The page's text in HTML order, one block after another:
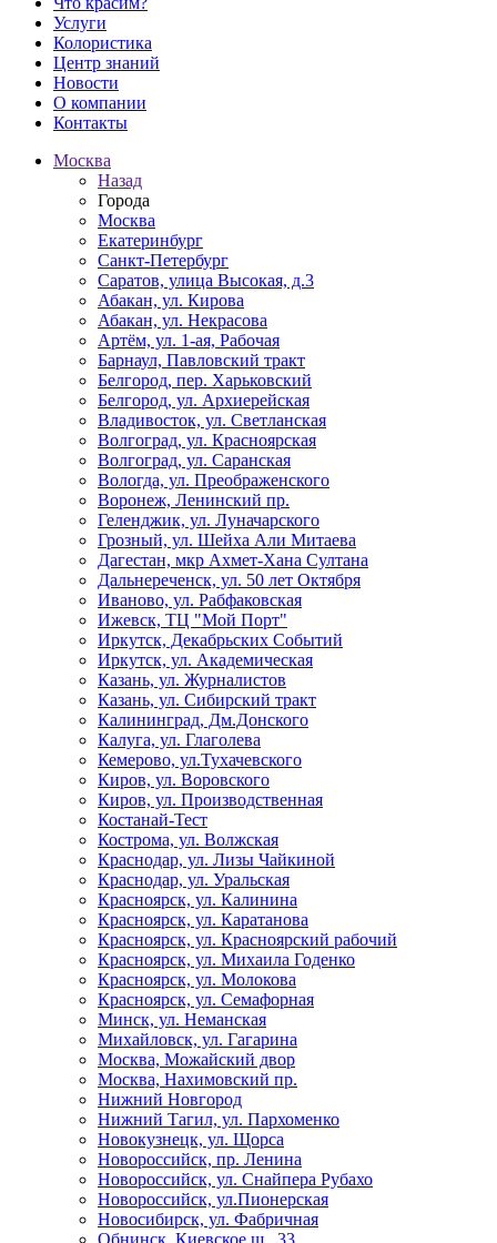
Услуги
Колористика
Центр знаний
Новости
О компании
Контакты
Москва
Назад
Города
Москва
Екатеринбург
Санкт-Петербург
Саратов, улица Высокая, д.3
Абакан, ул. Кирова
Абакан, ул. Некрасова
Артём, ул. 1-ая, Рабочая
Барнаул, Павловский тракт
Белгород, пер. Харьковский
Белгород, ул. Архиерейская
Владивосток, ул. Светланская
Волгоград, ул. Красноярская
Волгоград, ул. Саранская
Вологда, ул. Преображенского
Воронеж, Ленинский пр.
Геленджик, ул. Луначарского
Грозный, ул. Шейха Али Митаева
Дагестан, мкр Ахмет-Хана Султана
Дальнереченск, ул. 50 лет Октября
Иваново, ул. Рабфаковская
Ижевск, ТЦ "Мой Порт"
Иркутск, Декабрьских Событий
Иркутск, ул. Академическая
Казань, ул. Журналистов
Казань, ул. Сибирский тракт
Калининград, Дм.Донского
Калуга, ул. Глаголева
Кемерово, ул.Тухачевского
Киров, ул. Воровского
Киров, ул. Производственная
Костанай-Тест
Кострома, ул. Волжская
Краснодар, ул. Лизы Чайкиной
Краснодар, ул. Уральская
Красноярск, ул. Калинина
Красноярск, ул. Каратанова
Красноярск, ул. Красноярский рабочий
Красноярск, ул. Михаила Годенко
Красноярск, ул. Молокова
Красноярск, ул. Семафорная
Минск, ул. Неманская
Михайловск, ул. Гагарина
Москва, Можайский двор
Москва, Нахимовский пр.
Нижний Новгород
Нижний Тагил, ул. Пархоменко
Новокузнецк, ул. Щорса
Новороссийск, пр. Ленина
Новороссийск, ул. Снайпера Рубахо
Новороссийск, ул.Пионерская
Новосибирск, ул. Фабричная
Обнинск, Киевское ш., 33